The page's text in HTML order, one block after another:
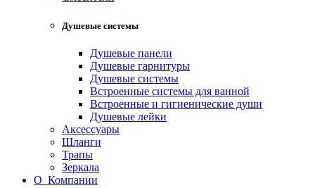
Душевые системы
Душевые панели
Душевые гарнитуры
Душевые системы
Встроенные системы для ванной
Встроенные и гигиенические души
Душевые лейки
Аксессуары
Шланги
Трапы
Зеркала
О Компании